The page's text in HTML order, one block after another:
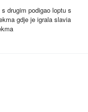
drugim podigao loptu s
gdje je igrala slavia